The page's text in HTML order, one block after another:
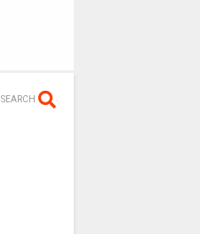
SEARCH